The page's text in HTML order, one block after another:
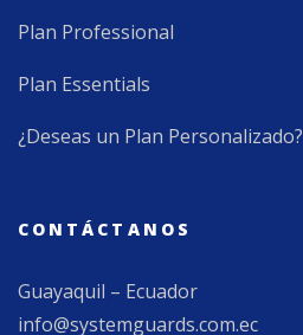
Plan Professional
Plan Essentials
¿Deseas un Plan Personalizado?
CONTÁCTANOS
Guayaquil – Ecuador
info@systemguards.com.ec